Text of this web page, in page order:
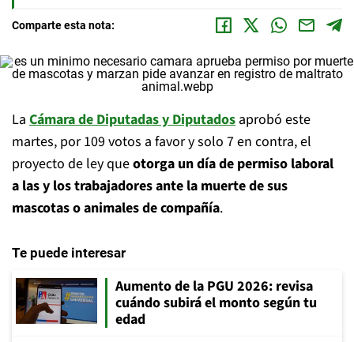
Comparte esta nota:
La Cámara de Diputadas y Diputados aprobó este
martes, por 109 votos a favor y solo 7 en contra, el
proyecto de ley queotorga un día de permiso laboral
a las y los trabajadores ante la muerte de sus
mascotas o animales de compañía.
Te puede interesar
Aumento de la PGU 2026: revisa
cuándo subirá el monto según tu
edad